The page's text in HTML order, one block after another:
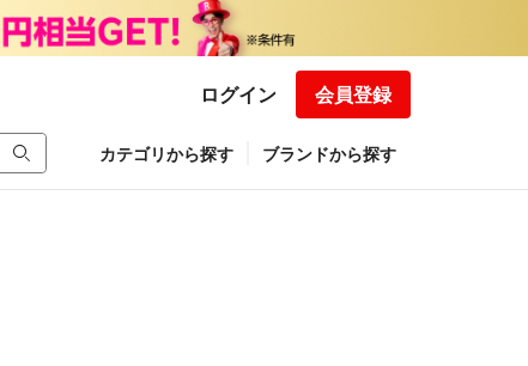
ログイン 会員登録
カテゴリから探す ブランドから探す